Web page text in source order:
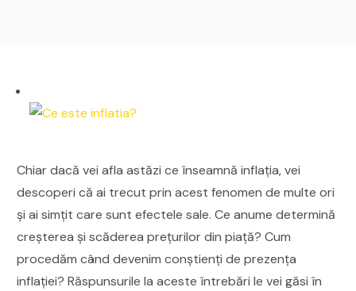
Chiar dacă vei afla astăzi ce înseamnă inflația, vei
descoperi că ai trecut prin acest fenomen de multe ori
și ai simțit care sunt efectele sale. Ce anume determină
creșterea și scăderea prețurilor din piață? Cum
procedăm când devenim conștienți de prezența
inflației? Răspunsurile la aceste întrebări le vei găsi în